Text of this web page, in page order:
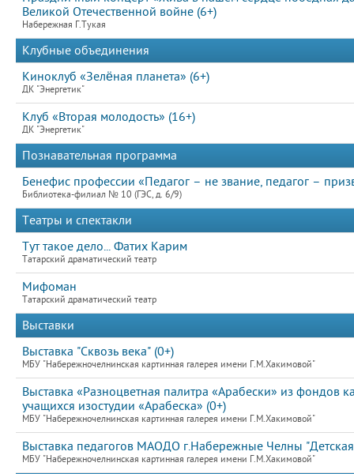
Великой Отечественной войне (6+)
Набережная Г.Тукая
Клубные объединения
Киноклуб «Зелёная планета» (6+)
ДК "Энергетик"
Клуб «Вторая молодость» (16+)
ДК "Энергетик"
Познавательная программа
Бенефис профессии «Педагог – не звание, педагог –
Библиотека-филиал № 10 (ГЭС, д. 6/9)
Театры и спектакли
Тут такое дело... Фатих Карим
Татарский драматический театр
Мифоман
Татарский драматический театр
Выставки
Выставка "Сквозь века" (0+)
МБУ "Набережночелнинская картинная галерея имени Г.М.Хакимовой"
Выставка «Разноцветная палитра «Арабески» из фондов
учащихся изостудии «Арабеска» (0+)
МБУ "Набережночелнинская картинная галерея имени Г.М.Хакимовой"
Выставка педагогов МАОДО г.Набережные Челны
МБУ "Набережночелнинская картинная галерея имени Г.М.Хакимовой"